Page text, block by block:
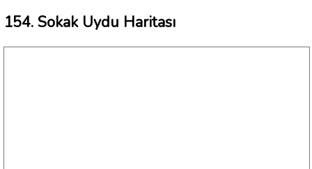
154. Sokak Uydu Haritası